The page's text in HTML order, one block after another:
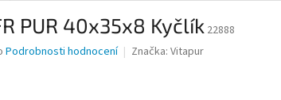
PUR 40x35x8 Kyčlík 22888
Podrobnosti hodnocení Značka: Vitapur